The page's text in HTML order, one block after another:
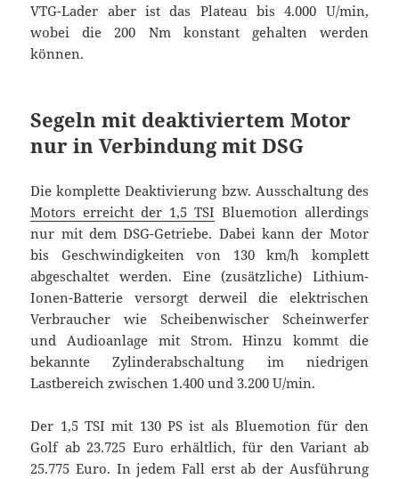
VTG-Lader aber ist das Plateau bis 4.000 U/min,
wobei die 200 Nm konstant gehalten werden
können.
Segeln mit deaktiviertem Motor
nur in Verbindung mit DSG
Die komplette Deaktivierung bzw. Ausschaltung des
Motors erreicht der 1,5 TSI Bluemotion allerdings
nur mit dem DSG-Getriebe. Dabei kann der Motor
bis Geschwindigkeiten von 130 km/h komplett
abgeschaltet werden. Eine (zusätzliche) Lithium-
Ionen-Batterie versorgt derweil die elektrischen
Verbraucher wie Scheibenwischer Scheinwerfer
und Audioanlage mit Strom. Hinzu kommt die
bekannte Zylinderabschaltung im niedrigen
Lastbereich zwischen 1.400 und 3.200 U/min.
Der 1,5 TSI mit 130 PS ist als Bluemotion für den
Golf ab 23.725 Euro erhältlich, für den Variant ab
25.775 Euro. In jedem Fall erst ab der Ausführung